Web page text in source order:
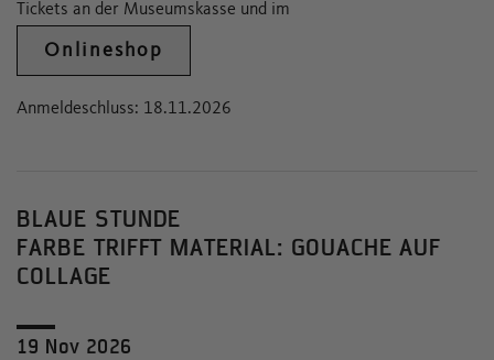
Tickets an der Museumskasse und im
Onlineshop
Anmeldeschluss: 18.11.2026
BLAUE STUNDE
FARBE TRIFFT MATERIAL: GOUACHE AUF
COLLAGE
19 Nov 2026